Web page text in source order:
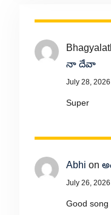
నా దేవా
July 28, 2026
Super
Abhi on
July 26, 2026
Good song